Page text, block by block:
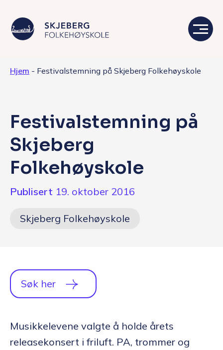
Skolen
Kontakt
English
Søk i dag
Hjem - Festivalstemning på Skjeberg Folkehøyskole
Festivalstemning på
Skjeberg
Folkehøyskole
Publisert 19. oktober 2016
Skjeberg Folkehøyskole
Søk her
Musikkelevene valgte å holde årets
releasekonsert i friluft. PA, trommer og